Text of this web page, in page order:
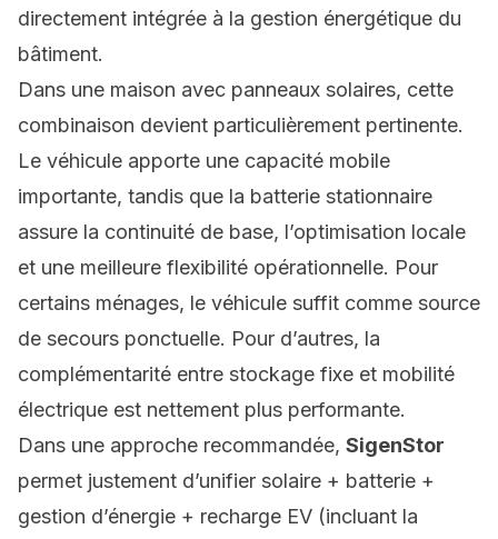
directement intégrée à la gestion énergétique du
bâtiment.
Dans une maison avec panneaux solaires, cette
combinaison devient particulièrement pertinente.
Le véhicule apporte une capacité mobile
importante, tandis que la batterie stationnaire
assure la continuité de base, l’optimisation locale
et une meilleure flexibilité opérationnelle. Pour
certains ménages, le véhicule suffit comme source
de secours ponctuelle. Pour d’autres, la
complémentarité entre stockage fixe et mobilité
électrique est nettement plus performante.
Dans une approche recommandée, SigenStor
permet justement d’unifier solaire + batterie +
gestion d’énergie + recharge EV (incluant la